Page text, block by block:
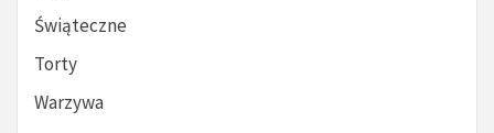
Świąteczne
Torty
Warzywa